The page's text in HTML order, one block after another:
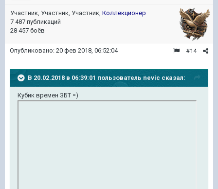
Участник, Участник, Участник, Коллекционер
7 487 публикаций
28 457 боёв
#14
Опубликовано: 20 фев 2018, 06:52:04
В 20.02.2018 в 06:39:01 пользователь nevic сказал:
Кубик времен ЗБТ =)